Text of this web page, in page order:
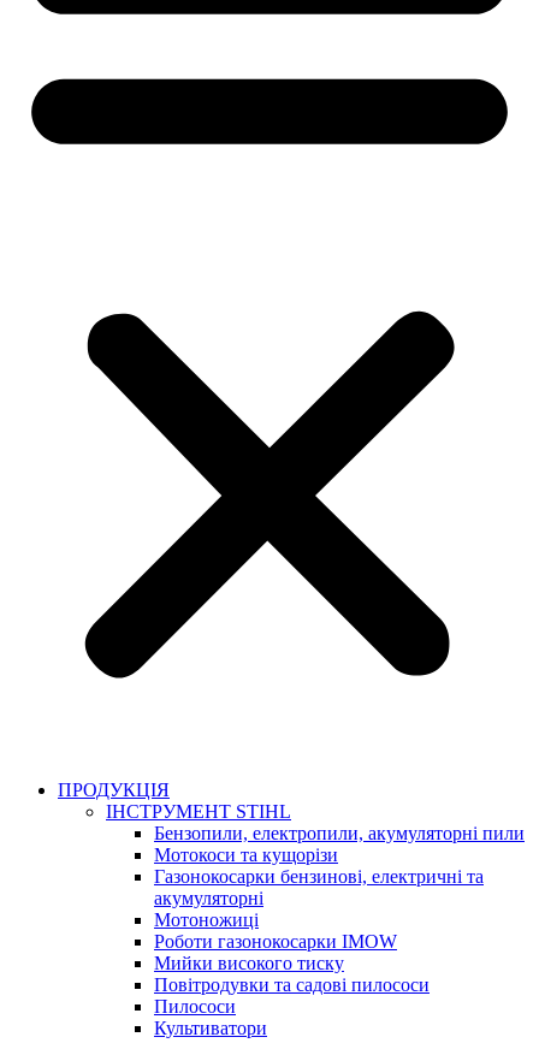
ПРОДУКЦІЯ
ІНСТРУМЕНТ STIHL
Бензопили, електропили, акумуляторні пили
Мотокоси та кущорізи
Газонокосарки бензинові, електричні та
акумуляторні
Мотоножиці
Роботи газонокосарки IMOW
Мийки високого тиску
Повітродувки та садові пилососи
Пилососи
Культиватори